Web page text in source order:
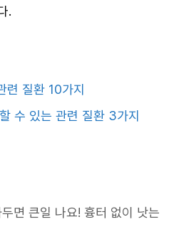
.
련 질환 10가지
수 있는 관련 질환 3가지
면 큰일 나요! 흉터 없이 낫는